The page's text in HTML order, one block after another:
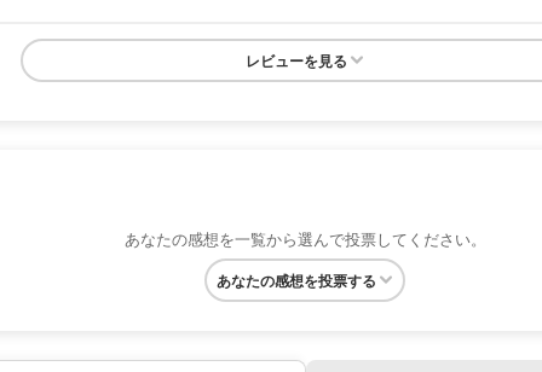
レビューを見る
あなたの感想を一覧から選んで投票してください。
あなたの感想を投票する